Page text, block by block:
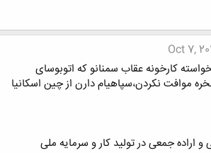
Oct 7,
کارخونه عقاب سمنانو که اتوبوسای
موافت نکردن،سپاهیام دارن از چین اسکانیا
اراده جمعی در تولید کار و سرمایه ملی